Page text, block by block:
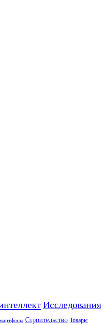
Исследования
Строительство Товары